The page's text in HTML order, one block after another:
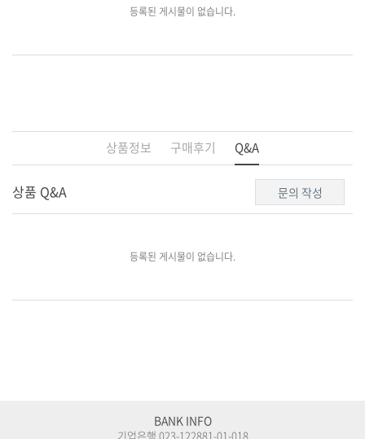
상품정보 구매후기 Q&A
상품 Q&A 문의 작성
BANK INFO
기업은행 023-122881-01-018